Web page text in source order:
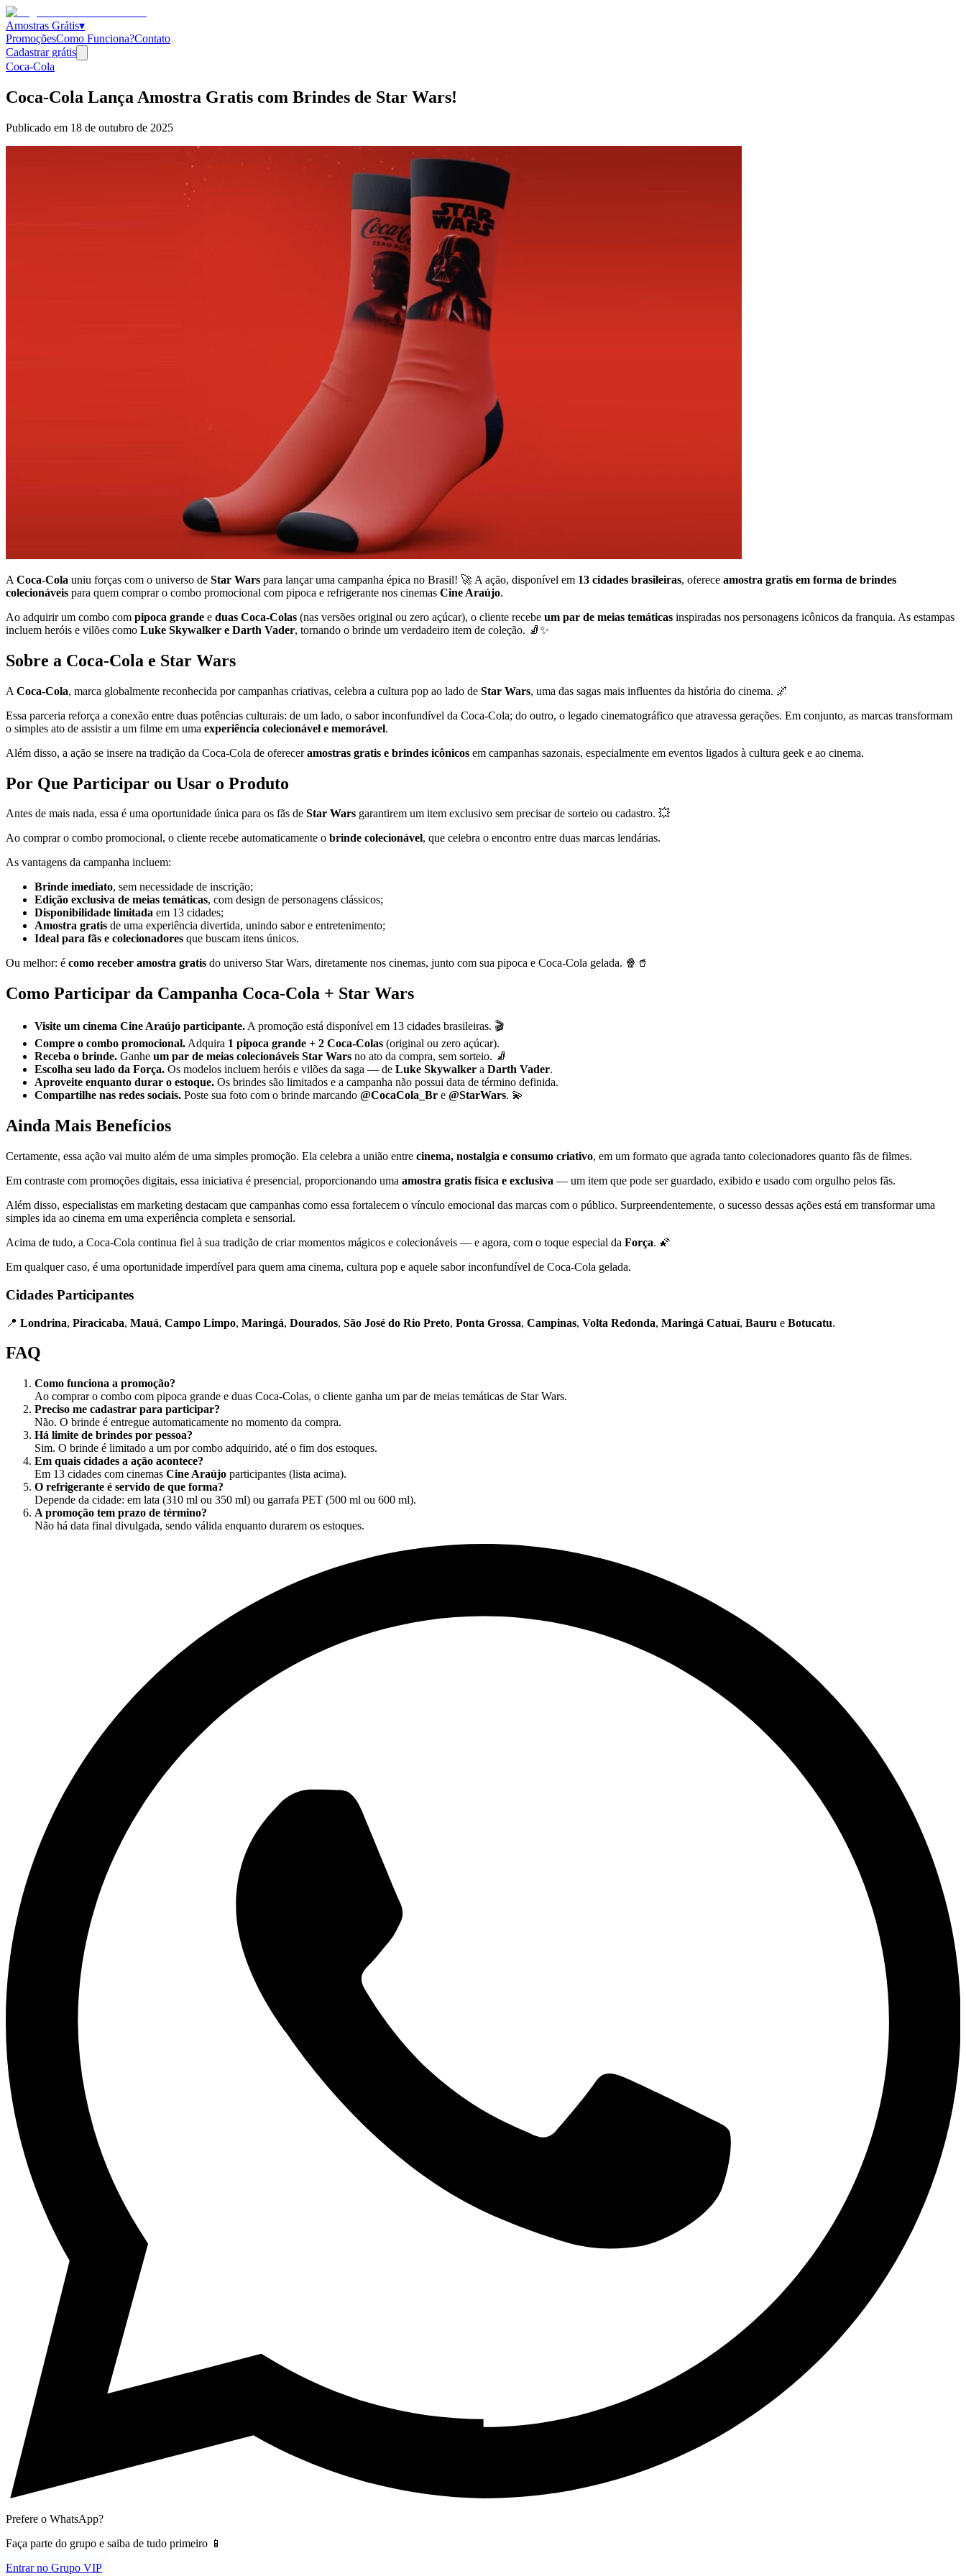
Amostras Grátis▾
PromoçõesComo Funciona?Contato
Cadastrar grátis
Coca-Cola
Coca-Cola Lança Amostra Gratis com Brindes de Star Wars!
Publicado em 18 de outubro de 2025
A Coca-Cola uniu forças com o universo de Star Wars para lançar uma campanha épica no Brasil! 🚀 A ação, disponível em 13 cidades brasileiras, oferece amostra gratis em forma de brindes
colecionáveis para quem comprar o combo promocional com pipoca e refrigerante nos cinemas Cine Araújo.
Ao adquirir um combo com pipoca grande e duas Coca-Colas (nas versões original ou zero açúcar), o cliente recebe um par de meias temáticas inspiradas nos personagens icônicos da franquia. As estampas
incluem heróis e vilões como Luke Skywalker e Darth Vader, tornando o brinde um verdadeiro item de coleção. 🧦✨
Sobre a Coca-Cola e Star Wars
A Coca-Cola, marca globalmente reconhecida por campanhas criativas, celebra a cultura pop ao lado de Star Wars, uma das sagas mais influentes da história do cinema. 🌌
Essa parceria reforça a conexão entre duas potências culturais: de um lado, o sabor inconfundível da Coca-Cola; do outro, o legado cinematográfico que atravessa gerações. Em conjunto, as marcas transformam
o simples ato de assistir a um filme em uma experiência colecionável e memorável.
Além disso, a ação se insere na tradição da Coca-Cola de ofereceramostras gratis e brindes icônicos em campanhas sazonais, especialmente em eventos ligados à cultura geek e ao cinema.
Por Que Participar ou Usar o Produto
Antes de mais nada, essa é uma oportunidade única para os fãs de Star Wars garantirem um item exclusivo sem precisar de sorteio ou cadastro. 💥
Ao comprar o combo promocional, o cliente recebe automaticamente o brinde colecionável, que celebra o encontro entre duas marcas lendárias.
As vantagens da campanha incluem:
Brinde imediato, sem necessidade de inscrição;
Edição exclusiva de meias temáticas, com design de personagens clássicos;
Disponibilidade limitada em 13 cidades;
Amostra gratis de uma experiência divertida, unindo sabor e entretenimento;
Ideal para fãs e colecionadores que buscam itens únicos.
Ou melhor: é como receber amostra gratis do universo Star Wars, diretamente nos cinemas, junto com sua pipoca e Coca-Cola gelada. 🍿🥤
Como Participar da Campanha Coca-Cola + Star Wars
Visite um cinema Cine Araújo participante. A promoção está disponível em 13 cidades brasileiras. 🎬
Compre o combo promocional. Adquira 1 pipoca grande + 2 Coca-Colas (original ou zero açúcar).
Receba o brinde. Ganhe um par de meias colecionáveis Star Wars no ato da compra, sem sorteio. 🧦
Escolha seu lado da Força. Os modelos incluem heróis e vilões da saga — de Luke Skywalker a Darth Vader.
Aproveite enquanto durar o estoque. Os brindes são limitados e a campanha não possui data de término definida.
Compartilhe nas redes sociais. Poste sua foto com o brinde marcando @CocaCola_Br e @StarWars. 💫
Ainda Mais Benefícios
Certamente, essa ação vai muito além de uma simples promoção. Ela celebra a união entre cinema, nostalgia e consumo criativo, em um formato que agrada tanto colecionadores quanto fãs de filmes.
Em contraste com promoções digitais, essa iniciativa é presencial, proporcionando uma amostra gratis física e exclusiva — um item que pode ser guardado, exibido e usado com orgulho pelos fãs.
Além disso, especialistas em marketing destacam que campanhas como essa fortalecem o vínculo emocional das marcas com o público. Surpreendentemente, o sucesso dessas ações está em transformar uma
simples ida ao cinema em uma experiência completa e sensorial.
Acima de tudo, a Coca-Cola continua fiel à sua tradição de criar momentos mágicos e colecionáveis — e agora, com o toque especial da Força. 🌠
Em qualquer caso, é uma oportunidade imperdível para quem ama cinema, cultura pop e aquele sabor inconfundível de Coca-Cola gelada.
Cidades Participantes
📍 Londrina, Piracicaba, Mauá, Campo Limpo, Maringá, Dourados, São José do Rio Preto, Ponta Grossa, Campinas, Volta Redonda, Maringá Catuaí, Bauru e Botucatu.
FAQ
Como funciona a promoção?
Ao comprar o combo com pipoca grande e duas Coca-Colas, o cliente ganha um par de meias temáticas de Star Wars.
Preciso me cadastrar para participar?
Não. O brinde é entregue automaticamente no momento da compra.
Há limite de brindes por pessoa?
Sim. O brinde é limitado a um por combo adquirido, até o fim dos estoques.
Em quais cidades a ação acontece?
Em 13 cidades com cinemas Cine Araújo participantes (lista acima).
O refrigerante é servido de que forma?
Depende da cidade: em lata (310 ml ou 350 ml) ou garrafa PET (500 ml ou 600 ml).
A promoção tem prazo de término?
Não há data final divulgada, sendo válida enquanto durarem os estoques.
Prefere o WhatsApp?
Faça parte do grupo e saiba de tudo primeiro 📱
Entrar no Grupo VIP